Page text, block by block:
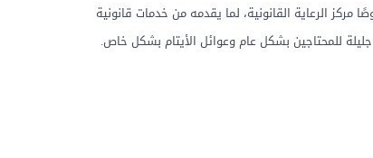
الرعاية القانونية، لما يقدمه من خدمات قانونية
للمحتاجين بشكل عام وعوائل الأيتام بشكل خاص.